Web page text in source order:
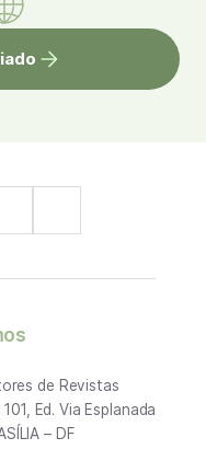
de Revistas
Ed. Via Esplanada
– DF